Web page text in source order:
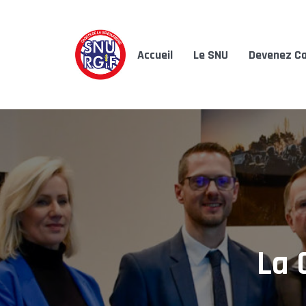
Accueil Le SNU Devenez
La